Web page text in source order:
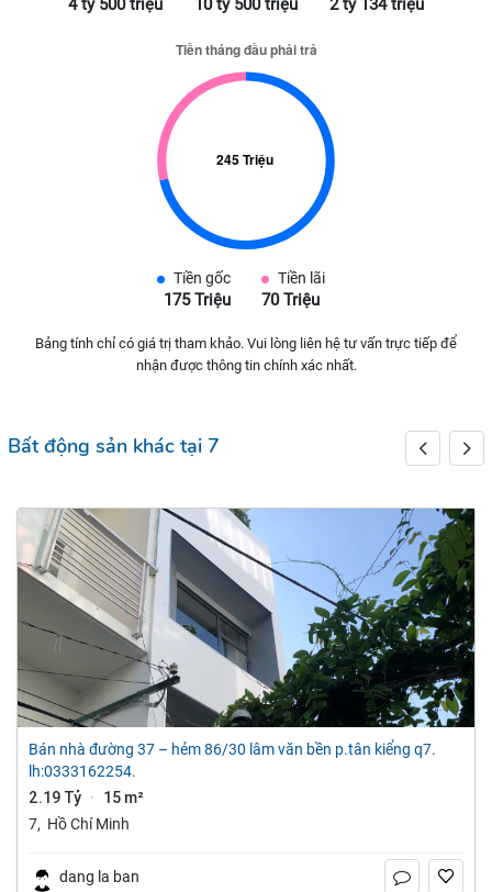
4 tỷ 500 triệu 10 tỷ 500 triệu 2 tỷ 134 triệu
Tiền gốc
175 Triệu
Tiền lãi
70 Triệu
Bảng tính chỉ có giá trị tham khảo. Vui lòng liên hệ tư vấn trực tiếp để
nhận được thông tin chính xác nhất.
Bất động sản khác tại 7
bán nhà đường 37 – hẻm 86/30 lâm văn bền p.tân kiểng q7.
lh:0333162254.
2.19 Tỷ · 15 m²
7, Hồ Chí Minh
dang la ban